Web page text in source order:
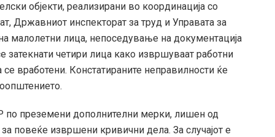
објекти, реализирани во координација со
Државниот инспекторат за труд и Управата за
малолетни лица, непоседување на документација
затекнати четири лица како извршуваат работни
вработени. Констатираните неправилности ќе
по преземени дополнителни мерки, лишен од
повеќе извршени кривични дела. За случајот е